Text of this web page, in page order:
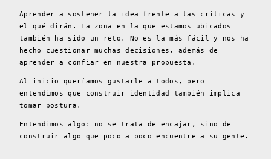
Aprender a sostener la idea frente a las críticas y
el qué dirán. La zona en la que estamos ubicados
también ha sido un reto. No es la más fácil y nos ha
hecho cuestionar muchas decisiones, además de
aprender a confiar en nuestra propuesta.
Al inicio queríamos gustarle a todos, pero
entendimos que construir identidad también implica
tomar postura.
Entendimos algo: no se trata de encajar, sino de
construir algo que poco a poco encuentre a su gente.